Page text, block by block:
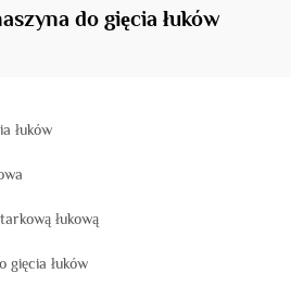
do gięcia łuków
łuków
łukową
gięcia łuków